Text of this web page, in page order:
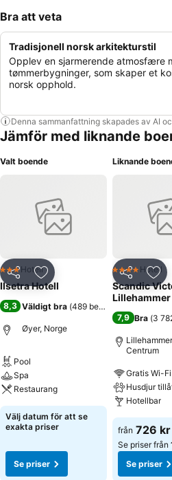
Bra att veta
Tradisjonell norsk arkitekturstil
Opplev en sjarmerende atmosfære
tømmerbygninger, som skaper et
norsk opphold.
Denna sammanfattning skapades av AI
Jämför med liknande
Valt boende
Dela Lägg till i Mina Favoriter
3 Stjärnor
Hotell
Ilsetra Hotell
8,3 Väldigt bra (489 betyg
Øyer, Norge
Pool
Spa
Restaurang
Välj datum för att se
exakta priser
Se priser
Liknande
Dela
4 StjärnorHotell
Scandic
Lillehammer
7,9 Bra (3
Centrum
Gratis Wi-Fi
Husdjur
Hotellbar
från 726 kr
Se priser från
Se priser